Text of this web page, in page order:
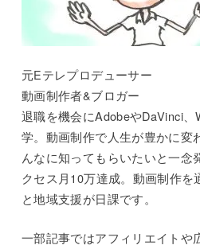
元Eテレプロデューサー
動画制作者&ブロガー
退職を機会にAdobeやDaVinci、
学。動画制作で人生が豊かに変
んなに知ってもらいたいと一念
クセス月10万達成。動画制作を
と地域支援が日課です。
一部記事ではアフィリエイトや